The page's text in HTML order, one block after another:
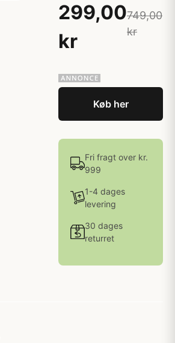
299,00
kr
749,00
kr
Køb her
Fri fragt over kr.
999
1-4 dages
levering
30 dages
returret